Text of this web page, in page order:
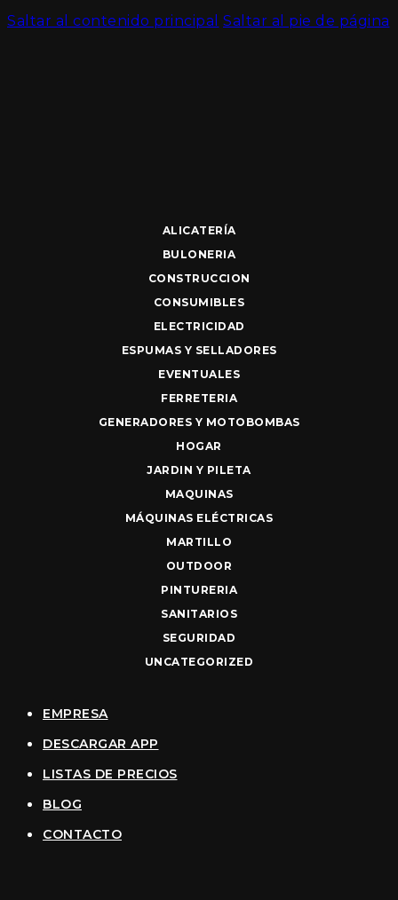
Saltar al contenido principal Saltar al pie de página
ALICATERÍA
BULONERIA
CONSTRUCCION
CONSUMIBLES
ELECTRICIDAD
ESPUMAS Y SELLADORES
EVENTUALES
FERRETERIA
GENERADORES Y MOTOBOMBAS
HOGAR
JARDIN Y PILETA
MAQUINAS
MÁQUINAS ELÉCTRICAS
MARTILLO
OUTDOOR
PINTURERIA
SANITARIOS
SEGURIDAD
UNCATEGORIZED
EMPRESA
DESCARGAR APP
LISTAS DE PRECIOS
BLOG
CONTACTO